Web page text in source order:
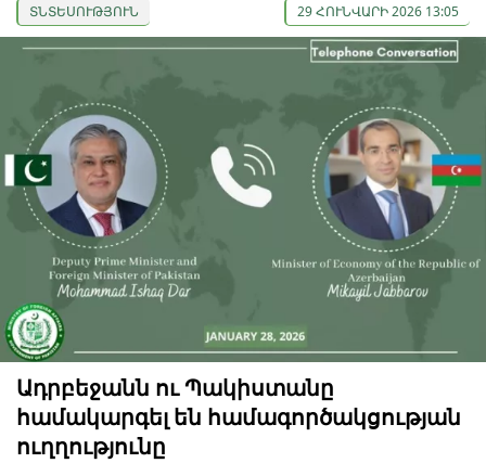
ՏՆՏԵՍՈՒԹՅՈՒՆ 29 ՀՈՒՆՎԱՐԻ 2026 13:05
Ադրբեջանն ու Պակիստանը
համակարգել են համագործակցության
ուղղությունը